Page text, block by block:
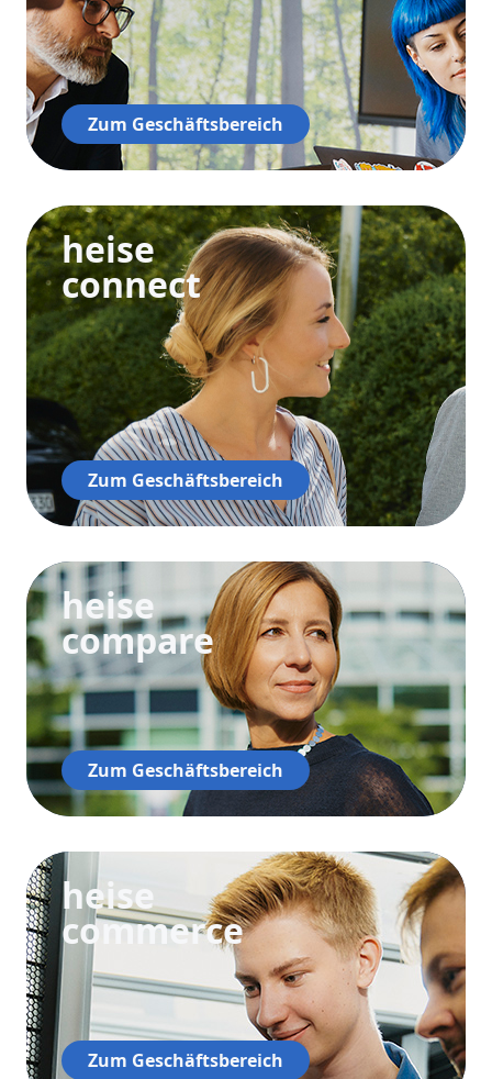
Zum Geschäftsbereich
heise
connect
Zum Geschäftsbereich
heise
compare
Zum Geschäftsbereich
heise
commerce
Zum Geschäftsbereich